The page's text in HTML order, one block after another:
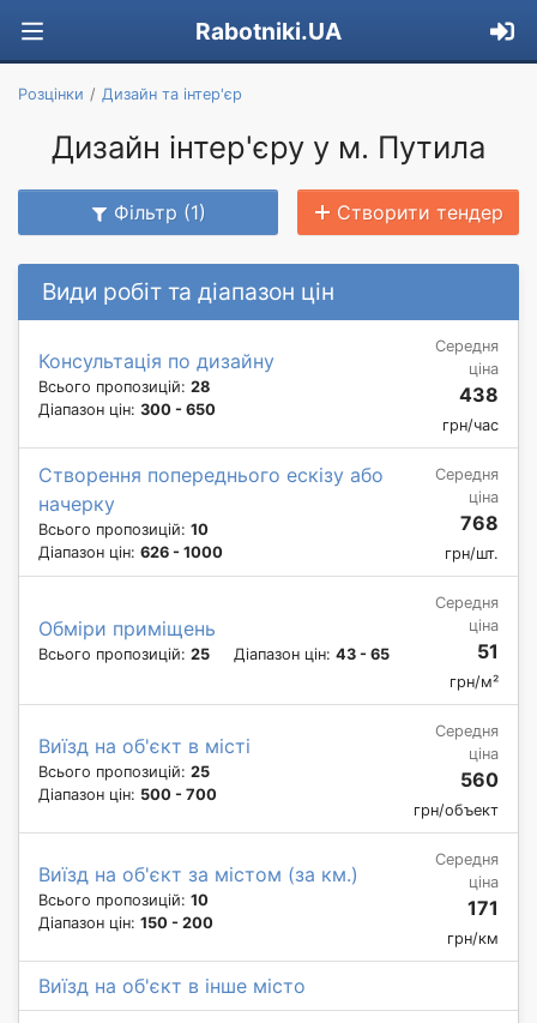
Rabotniki.UA
Розцінки Дизайн та інтер'єр
Дизайн інтер'єру у м. Путила
Фільтр (1) Створити тендер
Види робіт та діапазон цін
Консультація по дизайну
Всього пропозицій: 28
Діапазон цін: 300 - 650
Середня
ціна
438
грн/час
Створення попереднього ескізу або
начерку
Всього пропозицій: 10
Діапазон цін: 626 - 1000
Середня
ціна
768
грн/шт.
Обміри приміщень
Всього пропозицій: 25 Діапазон цін: 43 - 65
Середня
ціна
51
грн/м²
Виїзд на об'єкт в місті
Всього пропозицій: 25
Діапазон цін: 500 - 700
Середня
ціна
560
грн/объект
Виїзд на об'єкт за містом (за км.)
Всього пропозицій: 10
Діапазон цін: 150 - 200
Середня
ціна
171
грн/км
Виїзд на об'єкт в інше місто